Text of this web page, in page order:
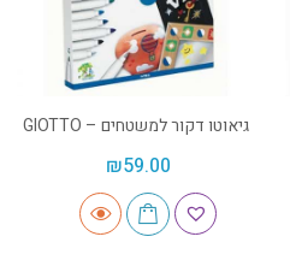
גיאוטו דקור למשטחים – GIOTTO
₪59.00